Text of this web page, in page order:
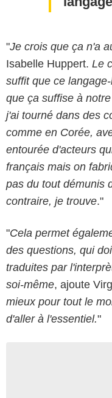
"Je crois que ça n'a
Isabelle Huppert. Le
suffit que ce
que ça suffise à
j'ai tourné dans des
comme en Corée,
entourée d'acteurs
français mais on
pas du tout démunis
contraire, je trouve."
"Cela permet
des questions, qui
traduites par
soi-même, ajoute
mieux pour tout le
d'aller à l'essentiel."